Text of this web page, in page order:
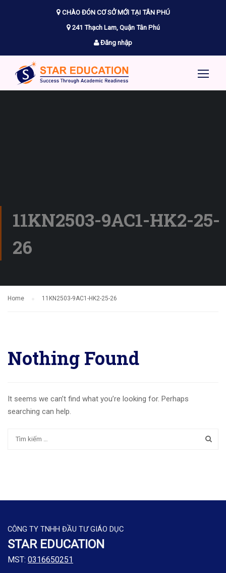
CHÀO ĐÓN CƠ SỞ MỚI TẠI TÂN PHÚ
241 Thạch Lam, Quận Tân Phú
Đăng nhập
11KN2503-9AC1-HK2-25-
26
Home 11KN2503-9AC1-HK2-25-26
Nothing Found
It seems we can’t find what you’re looking for. Perhaps
searching can help.
CÔNG TY TNHH ĐẦU TƯ GIÁO DỤC
STAR EDUCATION
MST: 0316650251